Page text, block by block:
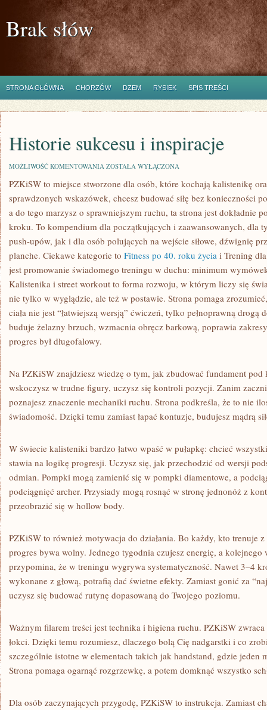
Brak słów
STRONA GŁÓWNA CHORZÓW DZEM RYSIEK SPIS TREŚCI
Historie sukcesu i inspiracje
MOŻLIWOŚĆ KOMENTOWANIA HISTORIE
I
ZOSTAŁA WYŁĄCZONA
PZKiSW to miejsce stworzone dla osób, które kochają kalistenikę
sprawdzonych wskazówek, chcesz budować siłę bez konieczności
a do tego marzysz o sprawniejszym ruchu, ta strona jest dokładnie
kroku. To kompendium dla początkujących i zaawansowanych, dla
push-upów, jak i dla osób polujących na wejście siłowe, dźwignię
planche. Ciekawe kategorie to Fitness po 40. roku życia i Trening
jest promowanie świadomego treningu w duchu: minimum
Kalistenika i street workout to forma rozwoju, w którym liczy się
nie tylko w wyglądzie, ale też w postawie. Strona pomaga
ciała nie jest “łatwiejszą wersją” ćwiczeń, tylko pełnoprawną drogą
buduje żelazny brzuch, wzmacnia obręcz barkową, poprawia
progres był długofalowy.
Na PZKiSW znajdziesz wiedzę o tym, jak zbudować fundament pod
wskoczysz w trudne figury, uczysz się kontroli pozycji. Zanim
poznajesz znaczenie mechaniki ruchu. Strona podkreśla, że to nie
świadomość. Dzięki temu zamiast łapać kontuzje, budujesz mądrą
W świecie kalisteniki bardzo łatwo wpaść w pułapkę: chcieć
stawia na logikę progresji. Uczysz się, jak przechodzić od wersji
odmian. Pompki mogą zamienić się w pompki diamentowe, a
podciągnięć archer. Przysiady mogą rosnąć w stronę jednonóż z
przeobrazić się w hollow body.
PZKiSW to również motywacja do działania. Bo każdy, kto trenuje z
progres bywa wolny. Jednego tygodnia czujesz energię, a kolejnego
przypomina, że w treningu wygrywa systematyczność. Nawet 3–4
wykonane z głową, potrafią dać świetne efekty. Zamiast gonić za
uczysz się budować rutynę dopasowaną do Twojego poziomu.
Ważnym filarem treści jest technika i higiena ruchu. PZKiSW zwraca
łokci. Dzięki temu rozumiesz, dlaczego bolą Cię nadgarstki i co
szczególnie istotne w elementach takich jak handstand, gdzie jeden
Strona pomaga ogarnąć rozgrzewkę, a potem domknąć wszystko
Dla osób zaczynających przygodę, PZKiSW to instrukcja. Zamiast